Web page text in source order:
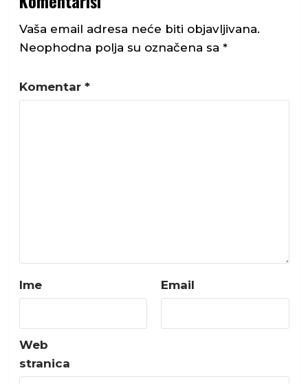
Vaša email adresa neće biti objavljivana.
Neophodna polja su označena sa *
Komentar *
Ime Email
Web
stranica